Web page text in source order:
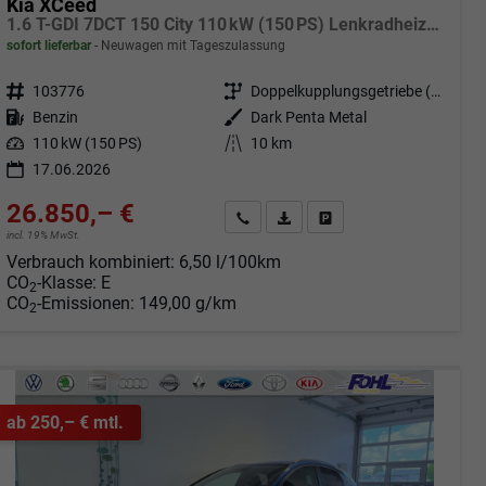
Kia XCeed
1.6 T-GDI 7DCT 150 City 110 kW (150 PS) Lenkradheizung, Sitzheizung, Navigationssystem, Bluetooth, Radio/DAB, Android Auto, Apple CarPlay, Freisprecheinrichtung, Spurhalteassistent, Tempolimitassistent, 16" Leichtmetallfelgen, uvm.
sofort lieferbar Neuwagen mit Tageszulassung
Fahrzeugnr. 103776 Getriebe
Doppelkupplungsgetriebe (DSG)
Kraftstoff Benzin Außenfarbe
Dark Penta Metal
Leistung 110 kW (150 PS) Kilometerstand
10 km
17.06.2026
26.850,– €
incl. 19% MwSt.
Angebot anfordern
Fahrzeugexpose (PDF)
Fahrzeug parken
Verbrauch kombiniert: 6,50 l/100km
CO2-Klasse: E
CO2-Emissionen: 149,00 g/km
ab 250,– € mtl.